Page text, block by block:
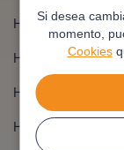
Si desea
momento,
Cookies
Hipoteca en
Hipoteca en
Hipoteca en Jaén
Hipoteca en